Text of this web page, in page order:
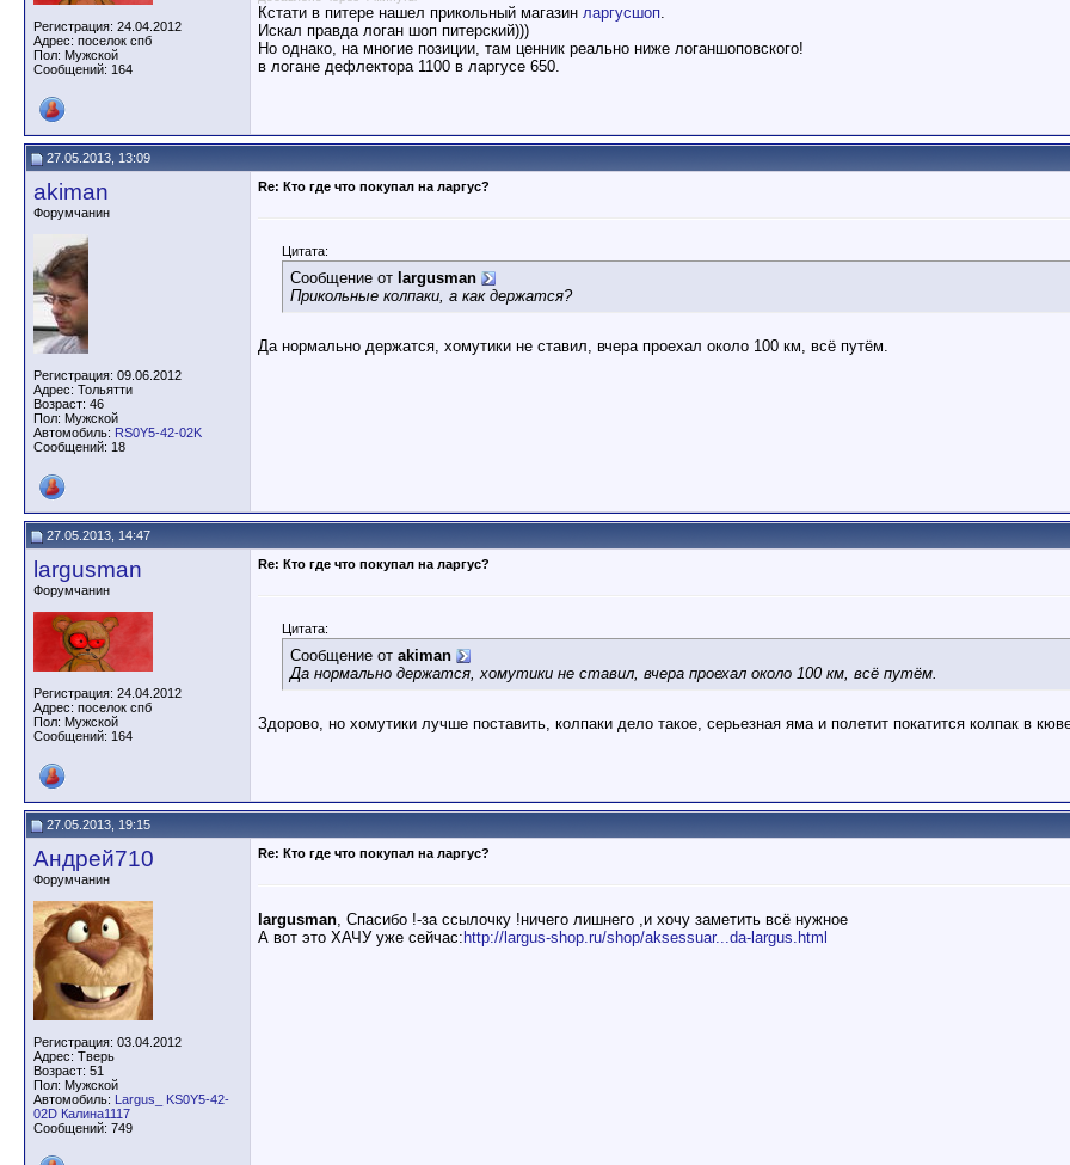
Регистрация: 24.04.2012
Адрес: поселок спб
Пол: Мужской
Сообщений: 164
Кстати в питере нашел прикольный магазин ларгусшоп.
Искал правда логан шоп питерский)))
Но однако, на многие позиции, там ценник реально ниже логаншоповского!
в логане дефлектора 1100 в ларгусе 650.
27.05.2013, 13:09
akiman
Форумчанин
Регистрация: 09.06.2012
Адрес: Тольятти
Возраст: 46
Пол: Мужской
Автомобиль: RS0Y5-42-02K
Сообщений: 18
Re: Кто где что покупал на ларгус?
Цитата:
Сообщение от largusman
Прикольные колпаки, а как держатся?
Да нормально держатся, хомутики не ставил, вчера проехал около 100 км, всё путём.
27.05.2013, 14:47
largusman
Форумчанин
Регистрация: 24.04.2012
Адрес: поселок спб
Пол: Мужской
Сообщений: 164
Re: Кто где что покупал на ларгус?
Цитата:
Сообщение от akiman
Да нормально держатся, хомутики не ставил, вчера проехал около 100 км, всё путём.
Здорово, но хомутики лучше поставить, колпаки дело такое, серьезная яма и полетит покатится колпак в
27.05.2013, 19:15
Андрей710
Форумчанин
Регистрация: 03.04.2012
Адрес: Тверь
Возраст: 51
Пол: Мужской
Автомобиль: Largus_ KS0Y5-42-
02D Калина1117
Сообщений: 749
Re: Кто где что покупал на ларгус?
largusman, Спасибо !-за ссылочку !ничего лишнего ,и хочу заметить всё нужное
А вот это ХАЧУ уже сейчас: http://largus-shop.ru/shop/aksessuar...da-largus.html